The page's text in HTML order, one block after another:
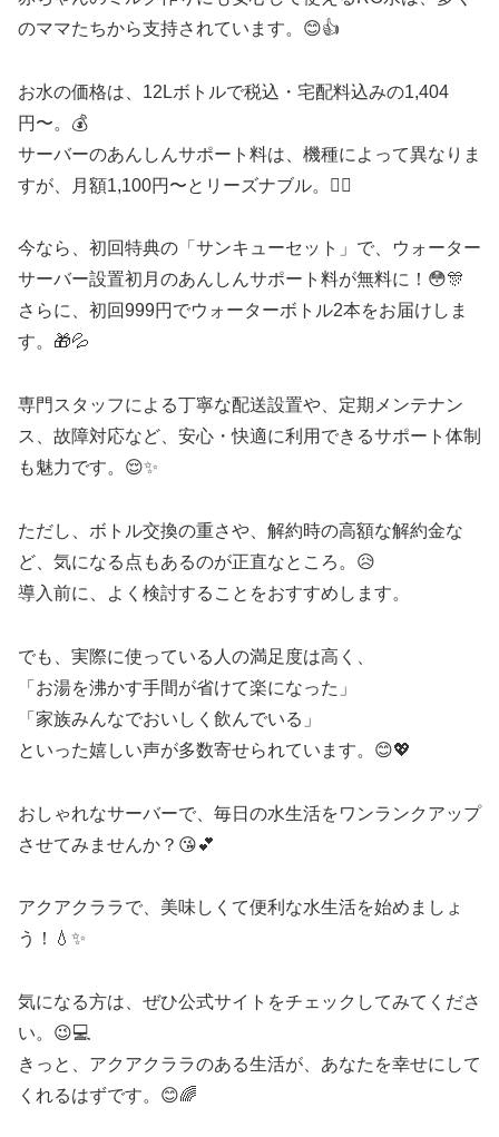
のママたちから支持されています。😊👍
お水の価格は、12Lボトルで税込・宅配料込みの1,404
円〜。💰
サーバーのあんしんサポート料は、機種によって異なりま
すが、月額1,100円〜とリーズナブル。🙆‍♀️
今なら、初回特典の「サンキューセット」で、ウォーター
サーバー設置初月のあんしんサポート料が無料に！😳🎊
さらに、初回999円でウォーターボトル2本をお届けしま
す。🎁💦
専門スタッフによる丁寧な配送設置や、定期メンテナン
ス、故障対応など、安心・快適に利用できるサポート体制
も魅力です。😌✨
ただし、ボトル交換の重さや、解約時の高額な解約金な
ど、気になる点もあるのが正直なところ。😥
導入前に、よく検討することをおすすめします。
でも、実際に使っている人の満足度は高く、
「お湯を沸かす手間が省けて楽になった」
「家族みんなでおいしく飲んでいる」
といった嬉しい声が多数寄せられています。😊💖
おしゃれなサーバーで、毎日の水生活をワンランクアップ
させてみませんか？😘💕
アクアクララで、美味しくて便利な水生活を始めましょ
う！💧✨
気になる方は、ぜひ公式サイトをチェックしてみてくださ
い。😉💻
きっと、アクアクララのある生活が、あなたを幸せにして
くれるはずです。😊🌈